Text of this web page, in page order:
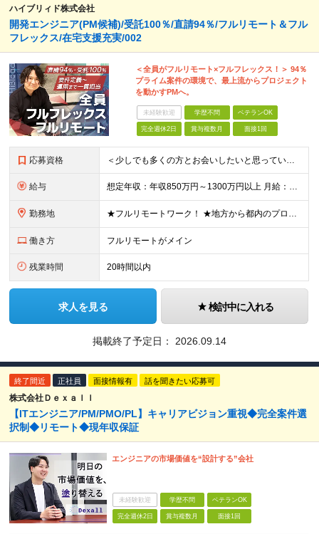
ハイブリィド株式会社
開発エンジニア(PM候補)/受託100％/直請94％/フルリモート＆フル
フレックス/在宅支援充実/002
＜全員がフルリモート×フルフレックス！＞ 94％
プライム案件の環境で、最上流からプロジェクト
を動かすPMへ。
未経験歓迎 学歴不問 ベテランOK
完全週休2日 賞与複数月 面接1回
応募資格 ＜少しでも多くの方とお会いしたいと思っています！＞ ◆学歴不問 ◆顧客業務や業務フローを理解し、システム要件を自力で整理できる方 ◆以下いずれかのご経験をお持ちの方 ・プロジェクトマネジメントの実務経
給与 想定年収：年収850万円～1300万円以上 月給：60万円～93万円以上＋賞与年2回 ※経験、能力などを考慮の上、当社規定により決定いたします。 ※上記には固定残業代20時間分（8万円～12.4万円
勤務地 ★フルリモートワーク！ ★地方から都内のプロジェクトに参画する社員も多数！ ≪東京本社≫ 〒101-0041 東京都千代田区神田須田町二丁目19番地23 Daiwa 秋葉原ビル7階 ◎昨年移転したば
働き方 フルリモートがメイン
残業時間 20時間以内
求人を見る 検討中に入れる
掲載終了予定日： 2026.09.14
終了間近 正社員 面接情報有 話を聞きたい応募可
株式会社Ｄｅｘａｌｌ
【ITエンジニア/PM/PMO/PL】キャリアビジョン重視◆完全案件選
択制◆リモート◆現年収保証
エンジニアの市場価値を“設計する”会社
未経験歓迎 学歴不問 ベテランOK
完全週休2日 賞与複数月 面接1回